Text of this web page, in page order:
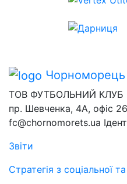
Чорноморець
ТОВ ФУТБОЛЬНИЙ КЛУБ
пр. Шевченка, 4А, офіс
fc@chornomorets.ua
Звіти
Стратегія з соціальної